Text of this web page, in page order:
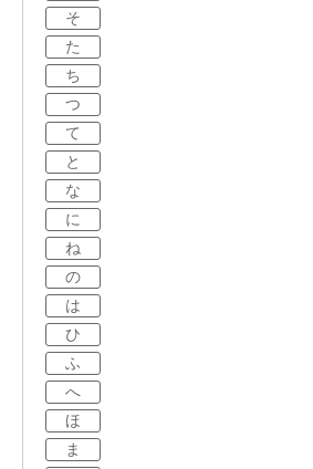
そ
た
ち
つ
て
と
な
に
ね
の
は
ひ
ふ
へ
ほ
ま